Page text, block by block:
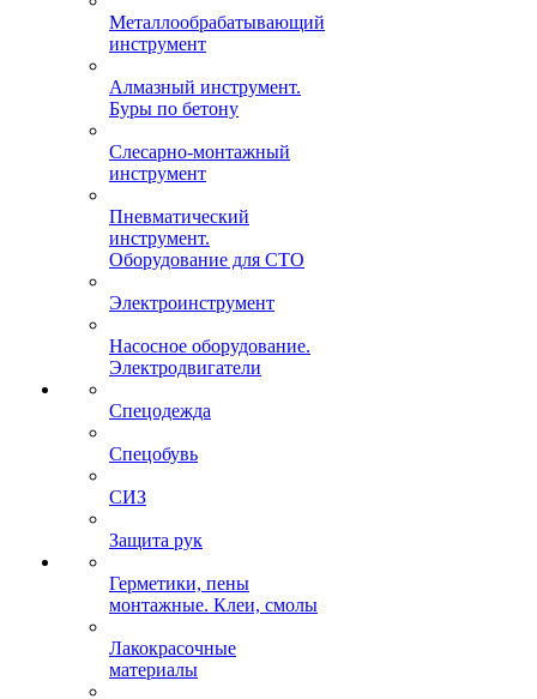
Металлообрабатывающий
инструмент
Алмазный инструмент.
Буры по бетону
Слесарно-монтажный
инструмент
Пневматический
инструмент.
Оборудование для СТО
Электроинструмент
Насосное оборудование.
Электродвигатели
Спецодежда
Спецобувь
СИЗ
Защита рук
Герметики, пены
монтажные. Клеи, смолы
Лакокрасочные
материалы